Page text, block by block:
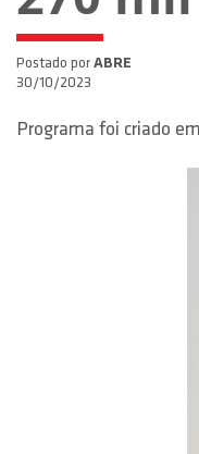
Postado por ABRE
30/10/2023
Programa foi criado